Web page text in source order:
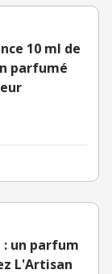
10 ml de
parfumé
: un parfum
L'Artisan